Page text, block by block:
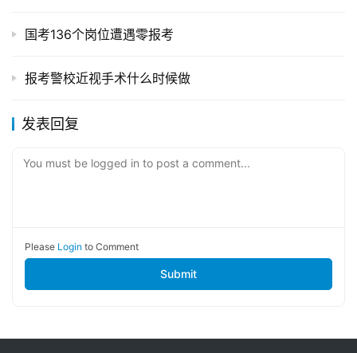
国考136个岗位遭遇零报考
报考警校近视手术什么时候做
发表回复
You must be logged in to post a comment...
Please Login to Comment
Submit